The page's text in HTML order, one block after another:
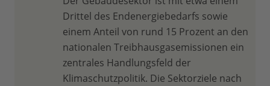
Drittel des Endenergiebedarfs sowie
einem Anteil von rund 15 Prozent an den
nationalen Treibhausgasemissionen ein
zentrales Handlungsfeld der
Klimaschutzpolitik. Die Sektorziele nach